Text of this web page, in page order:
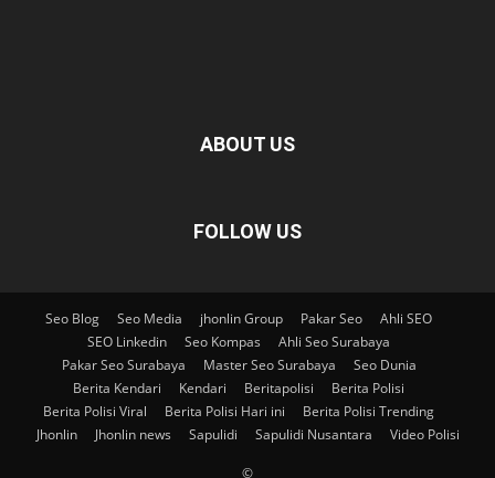
ABOUT US
FOLLOW US
Seo Blog Seo Media jhonlin Group Pakar Seo
Ahli SEO
SEO Linkedin
Seo Kompas
Ahli Seo Surabaya
Pakar Seo Surabaya
Master Seo Surabaya
Seo Dunia
Berita Kendari
Kendari Beritapolisi
Berita Polisi
Berita Polisi Viral
Berita Polisi Hari ini
Berita Polisi Trending
Jhonlin
Jhonlin news Sapulidi Sapulidi Nusantara Video Polisi
©